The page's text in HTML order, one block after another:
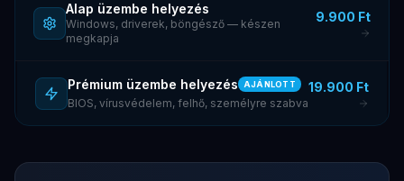
Alap üzembe helyezés
Windows, driverek, böngésző — készen
megkapja
9.900 Ft
Prémium üzembe helyezés AJÁNLOTT
BIOS, vírusvédelem, felhő, személyre szabva
19.900 Ft